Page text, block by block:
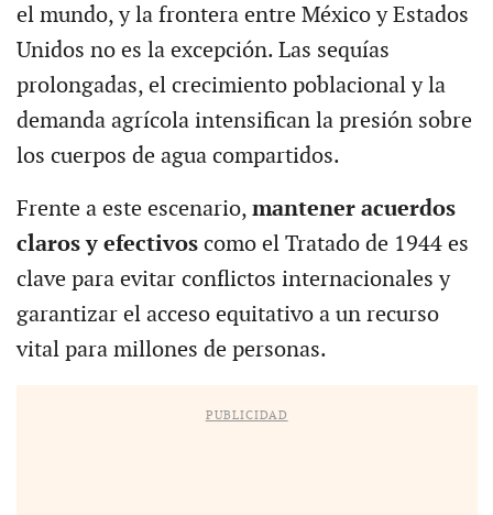
el mundo, y la frontera entre México y Estados
Unidos no es la excepción. Las sequías
prolongadas, el crecimiento poblacional y la
demanda agrícola intensifican la presión sobre
los cuerpos de agua compartidos.
Frente a este escenario, mantener acuerdos
claros y efectivoscomo el Tratado de 1944 es
clave para evitar conflictos internacionales y
garantizar el acceso equitativo a un recurso
vital para millones de personas.
PUBLICIDAD